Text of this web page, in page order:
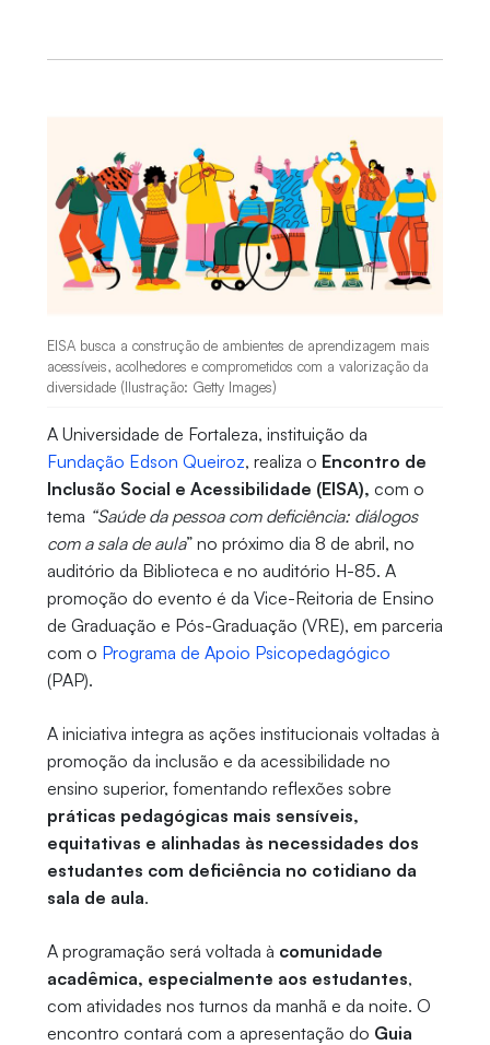
EISA busca a construção de ambientes de aprendizagem mais
acessíveis, acolhedores e comprometidos com a valorização da
diversidade (Ilustração: Getty Images)
A Universidade de Fortaleza, instituição da
Fundação Edson Queiroz, realiza o Encontro de
Inclusão Social e Acessibilidade (EISA), com o
tema “Saúde da pessoa com deficiência: diálogos
com a sala de aula” no próximo dia 8 de abril, no
auditório da Biblioteca e no auditório H-85. A
promoção do evento é da Vice-Reitoria de Ensino
de Graduação e Pós-Graduação (VRE), em parceria
com o Programa de Apoio Psicopedagógico
(PAP).
A iniciativa integra as ações institucionais voltadas à
promoção da inclusão e da acessibilidade no
ensino superior, fomentando reflexões sobre
práticas pedagógicas mais sensíveis,
equitativas e alinhadas às necessidades dos
estudantes com deficiência no cotidiano da
sala de aula.
A programação será voltada à comunidade
acadêmica, especialmente aos estudantes,
com atividades nos turnos da manhã e da noite. O
encontro contará com a apresentação do Guia